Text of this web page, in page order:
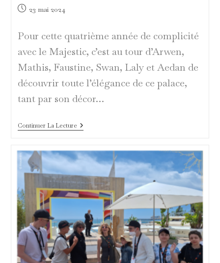
Publication
23 mai 2024
Pour cette quatrième année de complicité
avec le Majestic, c’est au tour d’Arwen,
Mathis, Faustine, Swan, Laly et Aedan de
découvrir toute l’élégance de ce palace,
tant par son décor…
Continuer La LectureLe
Majestic
Une
Soirée
Extraordinaire
À
Des
Adolescents
Exceptionnels